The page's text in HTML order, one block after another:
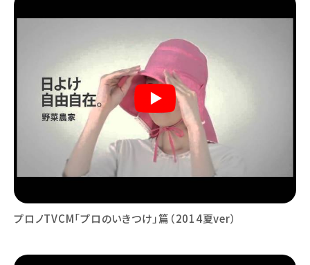
プロノTVCM「プロのいきつけ」篇（2014夏ver）